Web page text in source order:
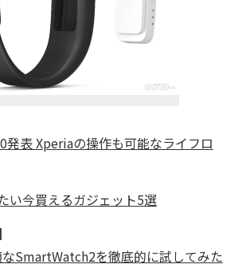
発表 Xperiaの操作も可能なライフロ
い今買えるガジェット5選
SmartWatch2を徹底的に試してみた